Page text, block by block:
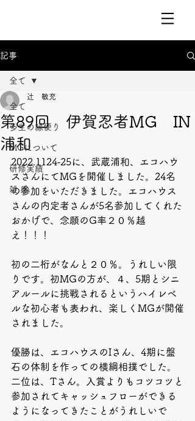
記事
全て
多生の縁便り
MGについて
研修実績
雑 感
全て
第89回 伊賀忍者MG IN
浦和
辻 敏充
2022.1124‐25に、武蔵浦和、エコハウ
スさんにてMGを開催しました。24名
の参加をいただきました。エコハウス
さんの内定者さんが5名参加してくれた
おかげで、念願のG率２０％越
え！！！
初の二桁がなんと２０％。うれしい限
りです。初MGの方が、４、5期とシニ
アルールに挑戦されるというハイレベ
ルな初心者も表われ、楽しくMGが開催
されました。
優勝は、エコハウスのIさん、4期に盤
石の体制を作っての横綱相撲でした。
二位は、Tさん。入賞よりもコツコツと
参加されてキャッシュフローができる
ようになってきたことがうれしいで